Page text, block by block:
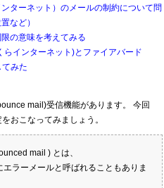
ターネット）のメールの制約について問
など）
の意味を考えてみる
インターネット)とファイアバード
みた
mail)受信機能があります。 今回
おこなってみましょう。
mail ) とは、
ラーメールと呼ばれることもありま